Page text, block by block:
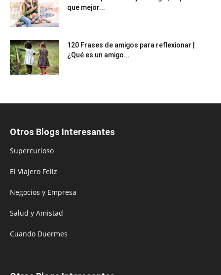
que mejor...
120 Frases de amigos para reflexionar |
¿Qué es un amigo...
Otros Blogs Interesantes
Supercurioso
El Viajero Feliz
Negocios y Empresa
Salud y Amistad
Cuando Duermes